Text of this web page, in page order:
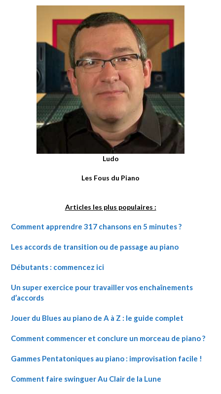
Ludo
Les Fous du Piano
Articles les plus populaires :
Comment apprendre 317 chansons en 5 minutes ?
Les accords de transition ou de passage au piano
Débutants : commencez ici
Un super exercice pour travailler vos enchaînements
d’accords
Jouer du Blues au piano de A à Z : le guide complet
Comment commencer et conclure un morceau de piano ?
Gammes Pentatoniques au piano : improvisation facile !
Comment faire swinguer Au Clair de la Lune